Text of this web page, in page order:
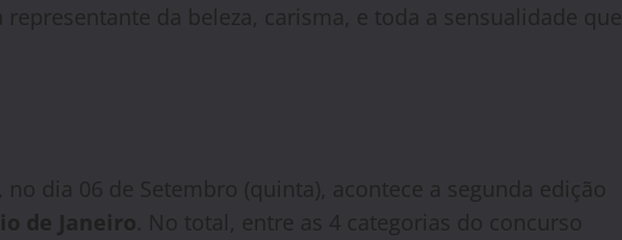
da beleza, carisma, e toda a sensualidade que
dia 06 de Setembro (quinta), acontece a segunda edição
de Janeiro. No total, entre as 4 categorias do concurso